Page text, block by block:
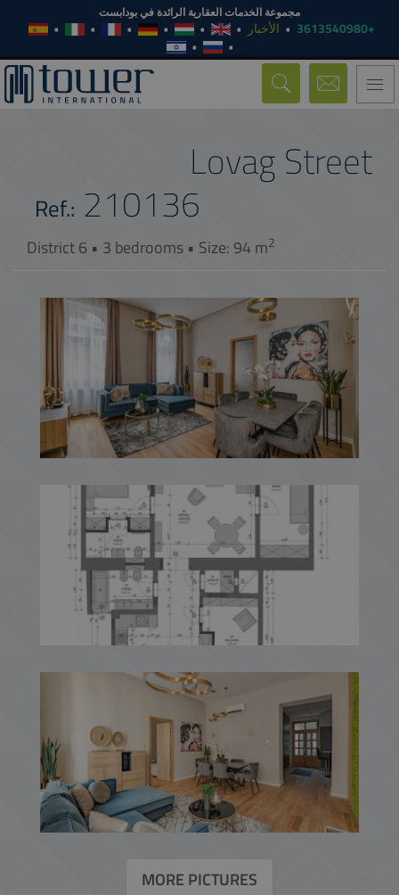
مجموعة الخدمات العقارية الرائدة في بودابست
+3613540980 الأخبار
Toggle
navigation
Lovag Street
Ref.: 210136
District 6 • 3 bedrooms • Size: 94 m2
MORE PICTURES